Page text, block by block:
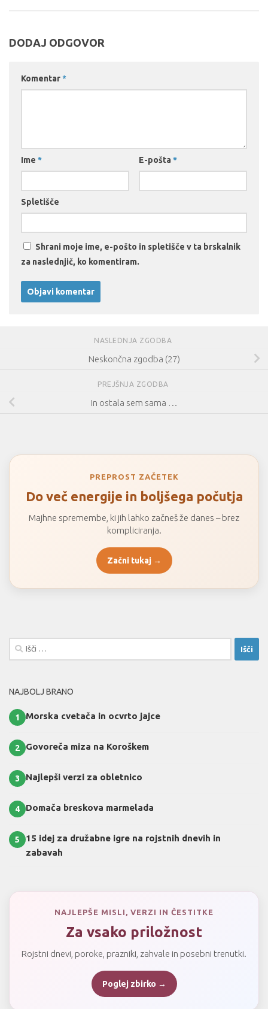
DODAJ ODGOVOR
Komentar*
Ime * E-pošta *
Spletišče
Shrani moje ime, e-pošto in spletišče v ta brskalnik
za naslednjič, ko komentiram.
NASLEDNJA ZGODBA
Neskončna zgodba (27)
PREJŠNJA ZGODBA
In ostala sem sama …
PREPROST ZAČETEK
Do več energije in boljšega počutja
Majhne spremembe, ki jih lahko začneš že danes – brez
kompliciranja.
Začni tukaj →
Išči:
NAJBOLJ BRANO
1 Morska cvetača in ocvrto jajce
2 Govoreča miza na Koroškem
3 Najlepši verzi za obletnico
4 Domača breskova marmelada
5
15 idej za družabne igre na rojstnih dnevih in
zabavah
NAJLEPŠE MISLI, VERZI IN ČESTITKE
Za vsako priložnost
Rojstni dnevi, poroke, prazniki, zahvale in posebni trenutki.
Poglej zbirko →